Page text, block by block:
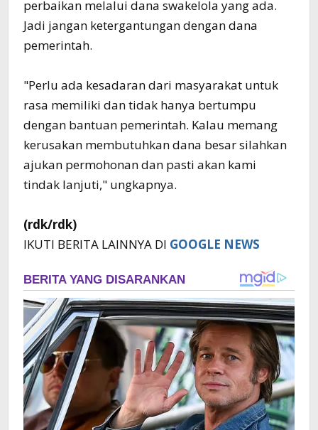
perbaikan melalui dana swakelola yang ada.
Jadi jangan ketergantungan dengan dana
pemerintah.
"Perlu ada kesadaran dari masyarakat untuk
rasa memiliki dan tidak hanya bertumpu
dengan bantuan pemerintah. Kalau memang
kerusakan membutuhkan dana besar silahkan
ajukan permohonan dan pasti akan kami
tindak lanjuti," ungkapnya.
(rdk/rdk)
IKUTI BERITA LAINNYA DI GOOGLE NEWS